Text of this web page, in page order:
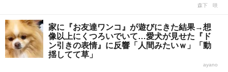
森下 咲
家に『お友達ワンコ』が遊びにきた結果→想
像以上にくつろいでいて…愛犬が見せた『ド
ン引きの表情』に反響「人間みたいｗ」「動
揺してて草」
ayano